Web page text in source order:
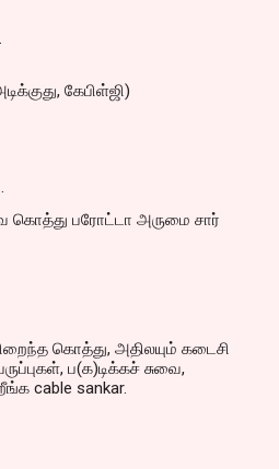
கேபிள்ஜி)
பரோட்டா அருமை சார்
கொத்து, அதிலயும் கடைசி
ப(க)டிக்கச் சுவை,
cable sankar.